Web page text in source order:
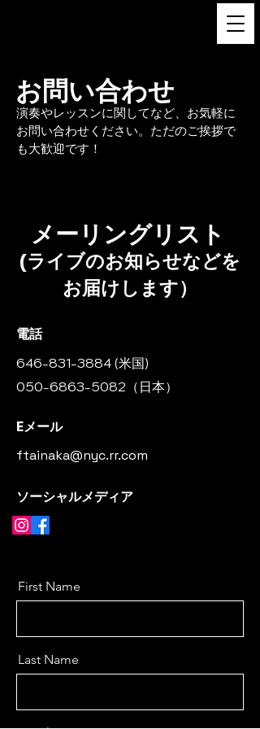
演奏やレッスンに関してなど、お気軽に
お問い合わせください。ただのご挨拶で
も大歓迎です！
​お問い合わせ
​メーリングリスト
(ライブのお知らせなどを
お届けします）
電話
646-831-3884 (米国)
050-6863-5082（日本）
Eメール
ftainaka@nyc.rr.com
ソーシャルメディア
First Name
Last Name